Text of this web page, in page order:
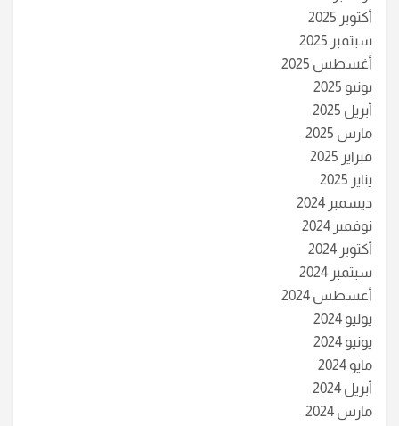
أكتوبر 2025
سبتمبر 2025
أغسطس 2025
يونيو 2025
أبريل 2025
مارس 2025
فبراير 2025
يناير 2025
ديسمبر 2024
نوفمبر 2024
أكتوبر 2024
سبتمبر 2024
أغسطس 2024
يوليو 2024
يونيو 2024
مايو 2024
أبريل 2024
مارس 2024